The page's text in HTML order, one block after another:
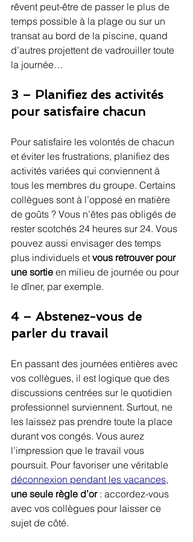
rêvent peut-être de passer le plus de
temps possible à la plage ou sur un
transat au bord de la piscine, quand
d’autres projettent de vadrouiller toute
la journée…
3 – Planifiez des activités
pour satisfaire chacun
Pour satisfaire les volontés de chacun
et éviter les frustrations, planifiez des
activités variées qui conviennent à
tous les membres du groupe. Certains
collègues sont à l’opposé en matière
de goûts ? Vous n’êtes pas obligés de
rester scotchés 24 heures sur 24. Vous
pouvez aussi envisager des temps
plus individuels et vous retrouver pour
une sortie en milieu de journée ou pour
le dîner, par exemple.
4 – Abstenez-vous de
parler du travail
En passant des journées entières avec
vos collègues, il est logique que des
discussions centrées sur le quotidien
professionnel surviennent. Surtout, ne
les laissez pas prendre toute la place
durant vos congés. Vous aurez
l’impression que le travail vous
poursuit. Pour favoriser une véritable
déconnexion pendant les vacances,
une seule règle d’or : accordez-vous
avec vos collègues pour laisser ce
sujet de côté.